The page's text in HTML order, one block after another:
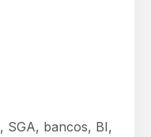
SGA, bancos, BI,